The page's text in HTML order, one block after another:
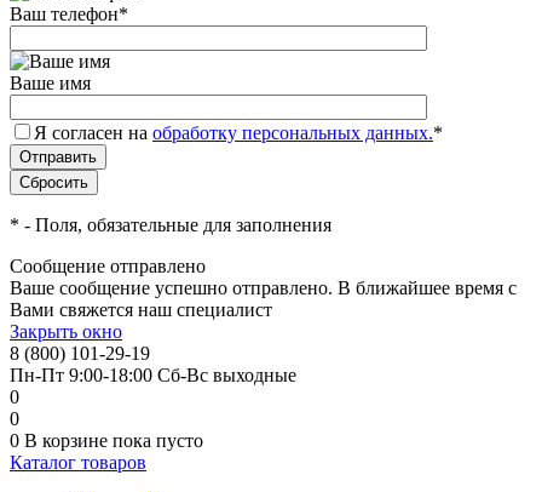
Ваш телефон*
Ваше имя
Я согласен на обработку персональных данных.*
* - Поля, обязательные для заполнения
Сообщение отправлено
Ваше сообщение успешно отправлено. В ближайшее время с
Вами свяжется наш специалист
Закрыть окно
8 (800) 101-29-19
Пн-Пт 9:00-18:00 Сб-Вс выходные
0
0
0 В корзине пока пусто
Каталог товаров